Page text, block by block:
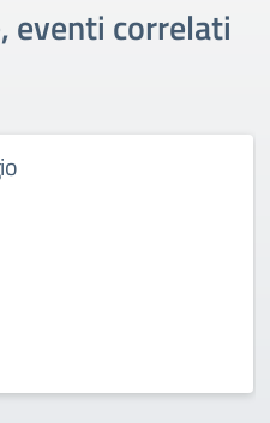
eventi correlati